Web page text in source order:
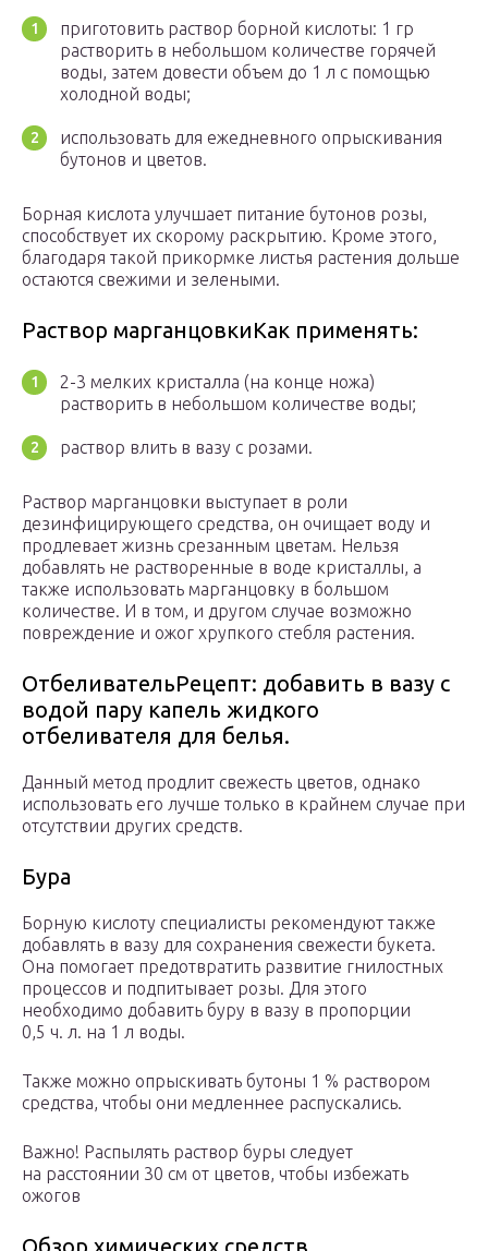
приготовить раствор борной кислоты: 1 гр
растворить в небольшом количестве горячей
воды, затем довести объем до 1 л с помощью
холодной воды;
использовать для ежедневного опрыскивания
бутонов и цветов.
Борная кислота улучшает питание бутонов розы,
способствует их скорому раскрытию. Кроме этого,
благодаря такой прикормке листья растения дольше
остаются свежими и зелеными.
Раствор марганцовкиКак применять:
2-3 мелких кристалла (на конце ножа)
растворить в небольшом количестве воды;
раствор влить в вазу с розами.
Раствор марганцовки выступает в роли
дезинфицирующего средства, он очищает воду и
продлевает жизнь срезанным цветам. Нельзя
добавлять не растворенные в воде кристаллы, а
также использовать марганцовку в большом
количестве. И в том, и другом случае возможно
повреждение и ожог хрупкого стебля растения.
ОтбеливательРецепт: добавить в вазу с
водой пару капель жидкого
отбеливателя для белья.
Данный метод продлит свежесть цветов, однако
использовать его лучше только в крайнем случае при
отсутствии других средств.
Бура
Борную кислоту специалисты рекомендуют также
добавлять в вазу для сохранения свежести букета.
Она помогает предотвратить развитие гнилостных
процессов и подпитывает розы. Для этого
необходимо добавить буру в вазу в пропорции
0,5 ч. л. на 1 л воды.
Также можно опрыскивать бутоны 1 % раствором
средства, чтобы они медленнее распускались.
Важно! Распылять раствор буры следует
на расстоянии 30 см от цветов, чтобы избежать
ожогов